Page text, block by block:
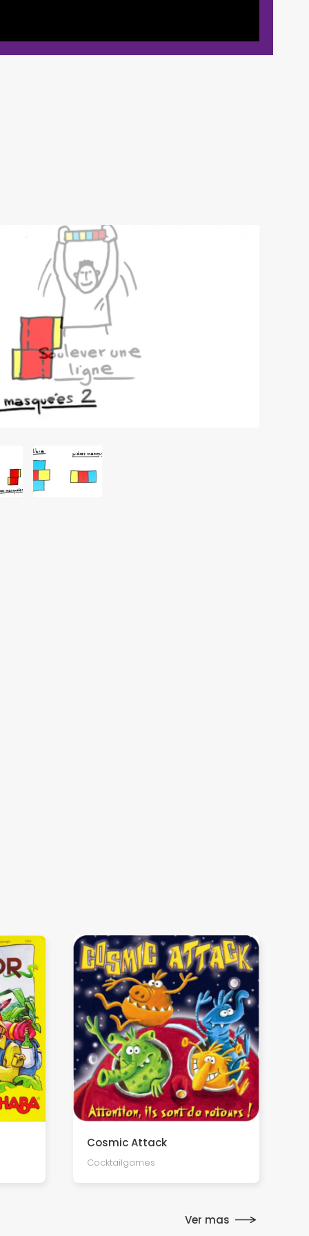
Cosmic Attack
Cocktailgames
Ver mas